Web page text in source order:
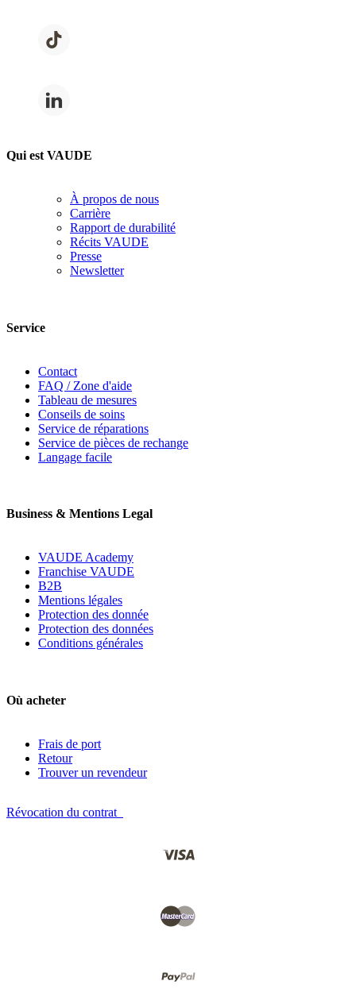
Qui est VAUDE
À propos de nous
Carrière
Rapport de durabilité
Récits VAUDE
Presse
Newsletter
Service
Contact
FAQ / Zone d'aide
Tableau de mesures
Conseils de soins
Service de réparations
Service de pièces de rechange
Langage facile
Business & Mentions Legal
VAUDE Academy
Franchise VAUDE
B2B
Mentions légales
Protection des donnée
Protection des données
Conditions générales
Où acheter
Frais de port
Retour
Trouver un revendeur
Révocation du contrat